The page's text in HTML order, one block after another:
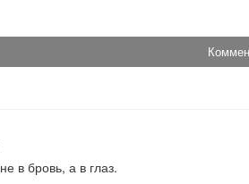
в бровь, а в глаз.